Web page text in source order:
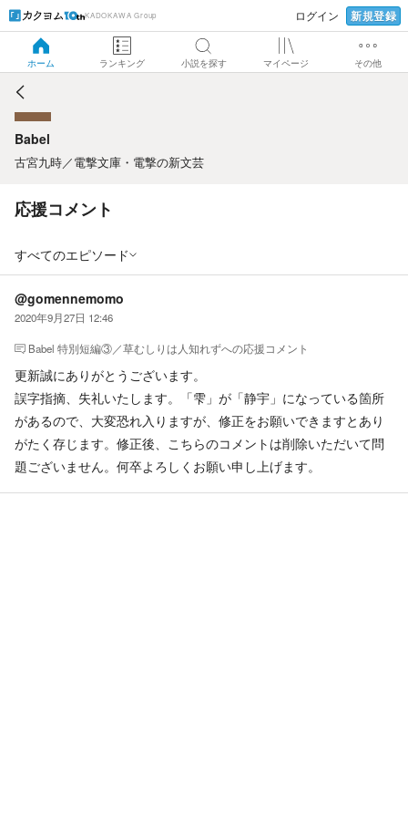
KADOKAWA Group ログイン 新規登録
ホーム ランキング 小説を探す マイページ その他
Babel
Babel
古宮九時／電撃文庫・電撃の新文芸
応援コメント
すべてのエピソード
@gomennemomo
2020年9月27日 12:46
Babel 特別短編③／草むしりは人知れずへの応援コメント
更新誠にありがとうございます。
誤字指摘、失礼いたします。「雫」が「静宇」になっている箇所
があるので、大変恐れ入りますが、修正をお願いできますとあり
がたく存じます。修正後、こちらのコメントは削除いただいて問
題ございません。何卒よろしくお願い申し上げます。